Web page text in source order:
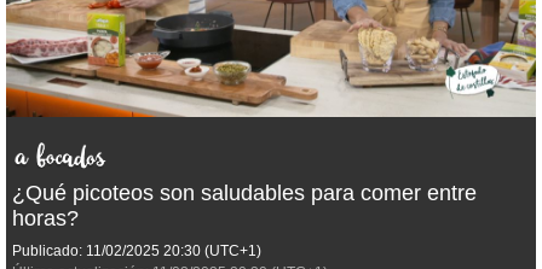
¿Qué picoteos son saludables para comer entre
horas?
Publicado: 11/02/2025 20:30 (UTC+1)